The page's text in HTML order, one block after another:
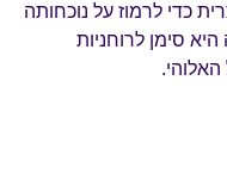
כדי לרמוז על נוכחותה
סימן לרוחניות